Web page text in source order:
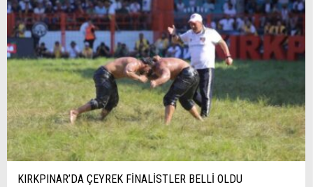
13 Başakşehir 0 0
14 Kasımpaşa 0 0 0
15 Kocaelispor 0 0 0
16 Konyaspor
17 Samsunspor 0 0 0
18 Trabzonspor 0 0
KIRKPINAR’DA ÇEYREK FİNALİSTLER BELLİ OLDU